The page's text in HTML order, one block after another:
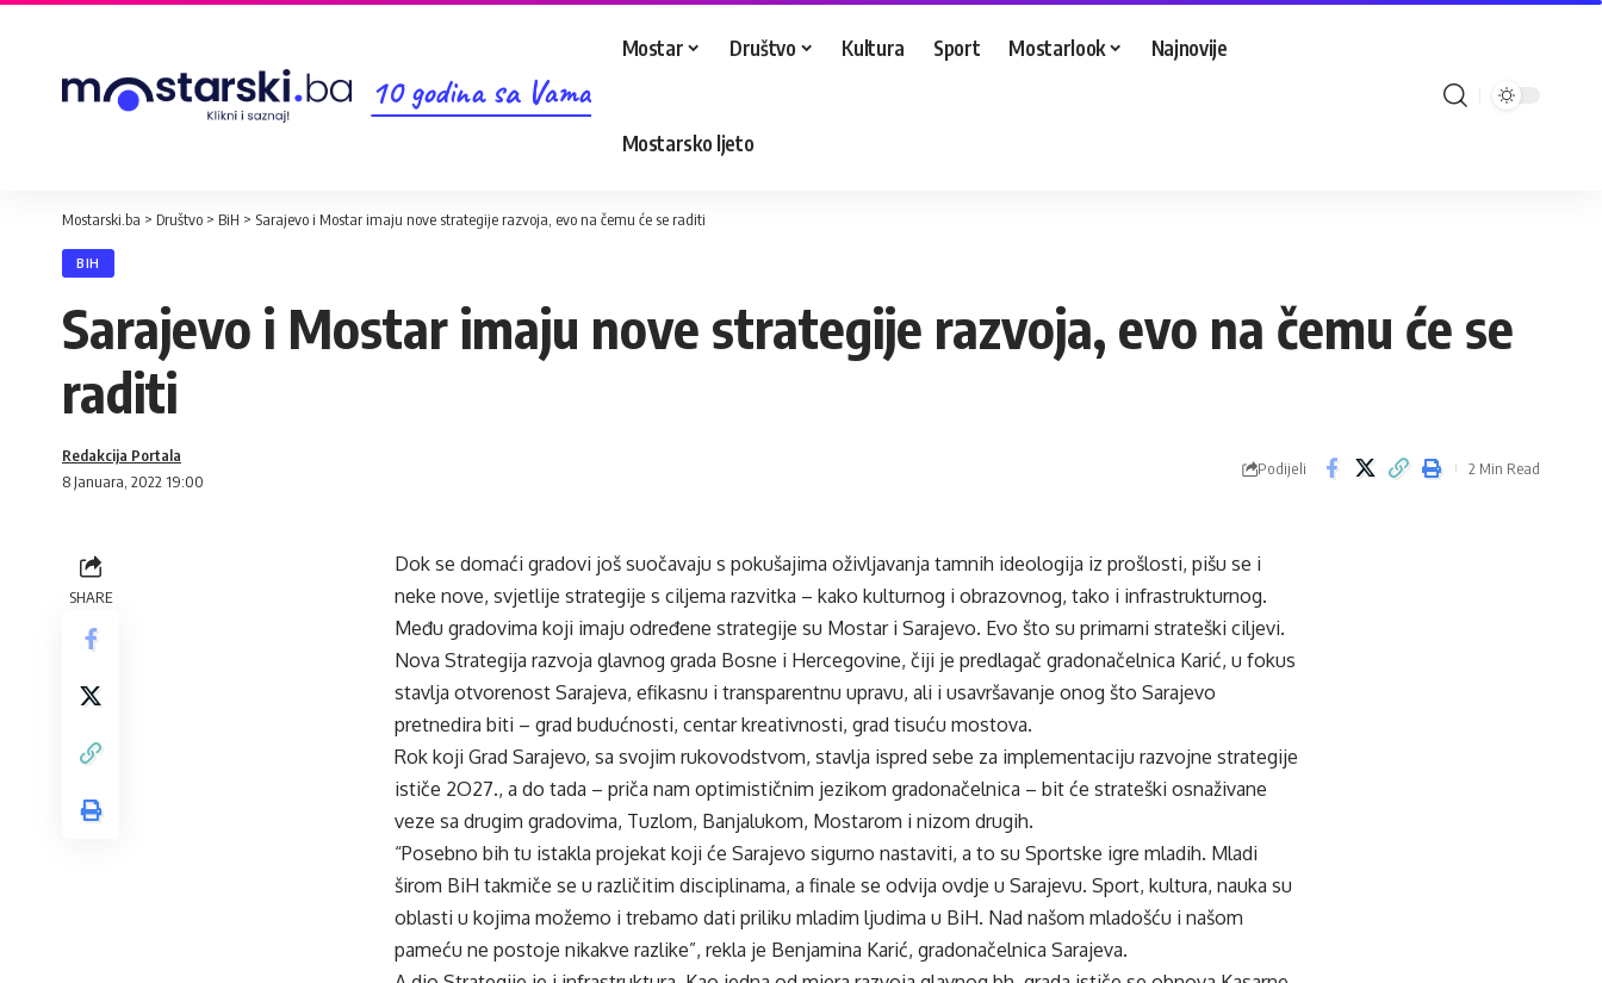
10 godina sa Vama
Mostar Društvo Kultura Sport Mostarlook Najnovije
Mostarsko ljeto
Mostarski.ba > Društvo > BiH > Sarajevo i Mostar imaju nove strategije razvoja, evo na čemu će se raditi
BIH
Sarajevo i Mostar imaju nove strategije razvoja, evo na čemu će se
raditi
8 Januara, 2022 19:00
Redakcija Portala
Podijeli 2 Min Read
SHARE
Dok se domaći gradovi još suočavaju s pokušajima oživljavanja tamnih ideologija iz prošlosti, pišu se i
neke nove, svjetlije strategije s ciljema razvitka – kako kulturnog i obrazovnog, tako i infrastrukturnog.
Među gradovima koji imaju određene strategije su Mostar i Sarajevo. Evo što su primarni strateški ciljevi.
Nova Strategija razvoja glavnog grada Bosne i Hercegovine, čiji je predlagač gradonačelnica Karić, u fokus
stavlja otvorenost Sarajeva, efikasnu i transparentnu upravu, ali i usavršavanje onog što Sarajevo
pretnedira biti – grad budućnosti, centar kreativnosti, grad tisuću mostova.
Rok koji Grad Sarajevo, sa svojim rukovodstvom, stavlja ispred sebe za implementaciju razvojne strategije
ističe 2O27., a do tada – priča nam optimističnim jezikom gradonačelnica – bit će strateški osnaživane
veze sa drugim gradovima, Tuzlom, Banjalukom, Mostarom i nizom drugih.
“Posebno bih tu istakla projekat koji će Sarajevo sigurno nastaviti, a to su Sportske igre mladih. Mladi
širom BiH takmiče se u različitim disciplinama, a finale se odvija ovdje u Sarajevu. Sport, kultura, nauka su
oblasti u kojima možemo i trebamo dati priliku mladim ljudima u BiH. Nad našom mladošću i našom
pameću ne postoje nikakve razlike”, rekla je Benjamina Karić, gradonačelnica Sarajeva.